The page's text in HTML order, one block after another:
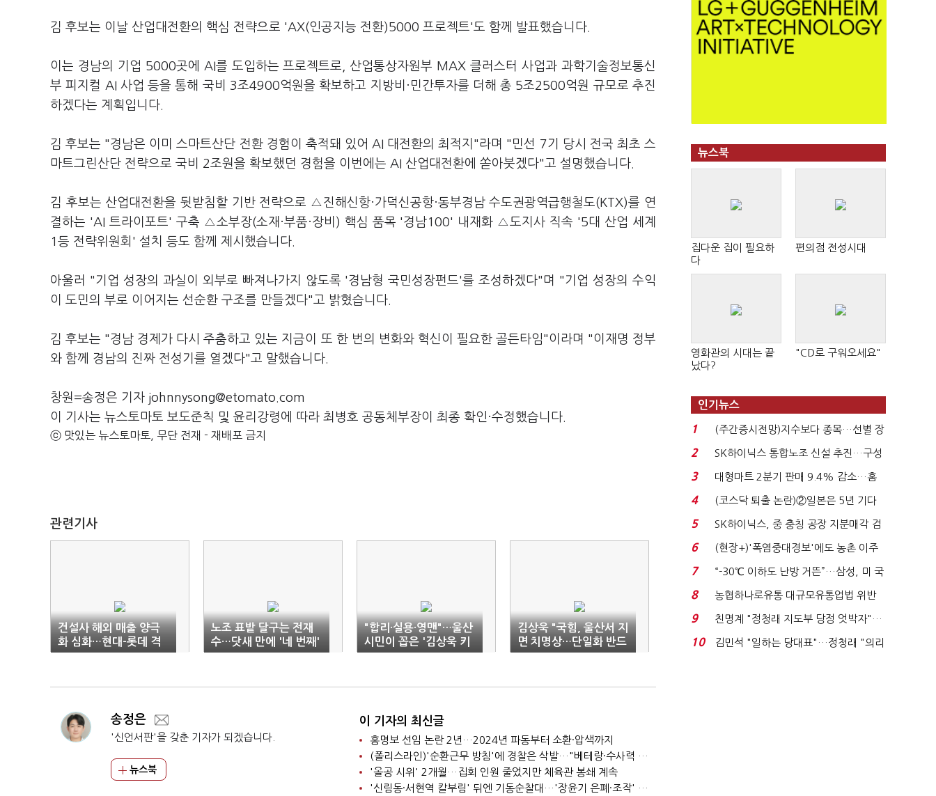
김 후보는 이날 산업대전환의 핵심 전략으로 'AX(인공지능 전환)5000 프로젝트'도 함께 발표했습니다.
이는 경남의 기업 5000곳에 AI를 도입하는 프로젝트로, 산업통상자원부 MAX 클러스터 사업과 과학기술정보통신
부 피지컬 AI 사업 등을 통해 국비 3조4900억원을 확보하고 지방비·민간투자를 더해 총 5조2500억원 규모로 추진
하겠다는 계획입니다.
김 후보는 "경남은 이미 스마트산단 전환 경험이 축적돼 있어 AI 대전환의 최적지"라며 "민선 7기 당시 전국 최초 스
마트그린산단 전략으로 국비 2조원을 확보했던 경험을 이번에는 AI 산업대전환에 쏟아붓겠다"고 설명했습니다.
김 후보는 산업대전환을 뒷받침할 기반 전략으로 △진해신항·가덕신공항·동부경남 수도권광역급행철도(KTX)를 연
결하는 'AI 트라이포트' 구축 △소부장(소재·부품·장비) 핵심 품목 '경남100' 내재화 △도지사 직속 '5대 산업 세계
1등 전략위원회' 설치 등도 함께 제시했습니다.
아울러 "기업 성장의 과실이 외부로 빠져나가지 않도록 '경남형 국민성장펀드'를 조성하겠다"며 "기업 성장의 수익
이 도민의 부로 이어지는 선순환 구조를 만들겠다"고 밝혔습니다.
김 후보는 "경남 경제가 다시 주춤하고 있는 지금이 또 한 번의 변화와 혁신이 필요한 골든타임"이라며 "이재명 정부
와 함께 경남의 진짜 전성기를 열겠다"고 말했습니다.
창원=송정은 기자 johnnysong@etomato.com
이 기사는 뉴스토마토 보도준칙 및 윤리강령에 따라 최병호 공동체부장이 최종 확인·수정했습니다.
ⓒ 맛있는 뉴스토마토, 무단 전재 - 재배포 금지
관련기사
건설사 해외 매출 양극
화 심화…현대-롯데 격
차 '53배'
노조 표밭 달구는 전재
수…닷새 만에 '네 번째'
"합리·실용·영맨"…울산
시민이 꼽은 '김상욱 키
워드'
김상욱 "국힘, 울산서 지
면 치명상…단일화 반드
시 성사돼야"
송정은
'신언서판'을 갖춘 기자가 되겠습니다.
뉴스북
이 기자의 최신글
홍명보 선임 논란 2년…2024년 파동부터 소환·압색까지
(폴리스라인)'순환근무 방침'에 경찰은 삭발…"베테랑·수사력 보강 먼저"
'올공 시위' 2개월…집회 인원 줄었지만 체육관 봉쇄 계속
'신림동·서현역 칼부림' 뒤엔 기동순찰대…'장윤기 은폐·조작' 후엔 내부비리수사대
뉴스북
집다운 집이 필요하
다
편의점 전성시대
영화관의 시대는 끝
났다?
"CD로 구워오세요"
인기뉴스
1
(주간증시전망)지수보다 종목…선별 장
세 이어진다...
2
SK하이닉스 통합노조 신설 추진…구성
원간 성과급 불...
3
대형마트 2분기 판매 9.4% 감소…홈
플러스 사태 여파...
4
(코스닥 퇴출 논란)②일본은 5년 기다
려주는데 우리는 ...
5
SK하이닉스, 중 충칭 공장 지분매각 검
토?…“확정된 바...
6
(현장+)'폭염중대경보'에도 농촌 이주
노동자는 강행군…'야...
7
“-30℃ 이하도 난방 거뜬”…삼성, 미 국
립연구소와 개...
8
농협하나로유통 대규모유통업법 위반
적발…공정위, 과...
9
친명계 "정청래 지도부 당정 엇박자"…
친청계 "신천지 오...
10
김민석 "일하는 당대표"…정청래 "의리